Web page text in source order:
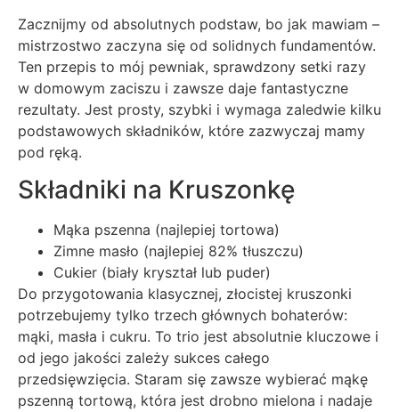
Zacznijmy od absolutnych podstaw, bo jak mawiam –
mistrzostwo zaczyna się od solidnych fundamentów.
Ten przepis to mój pewniak, sprawdzony setki razy
w domowym zaciszu i zawsze daje fantastyczne
rezultaty. Jest prosty, szybki i wymaga zaledwie kilku
podstawowych składników, które zazwyczaj mamy
pod ręką.
Składniki na Kruszonkę
Mąka pszenna (najlepiej tortowa)
Zimne masło (najlepiej 82% tłuszczu)
Cukier (biały kryształ lub puder)
Do przygotowania klasycznej, złocistej kruszonki
potrzebujemy tylko trzech głównych bohaterów:
mąki, masła i cukru. To trio jest absolutnie kluczowe i
od jego jakości zależy sukces całego
przedsięwzięcia. Staram się zawsze wybierać mąkę
pszenną tortową, która jest drobno mielona i nadaje